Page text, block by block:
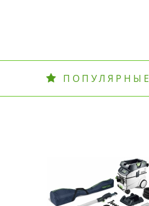
ПОПУЛЯРНЫЕ